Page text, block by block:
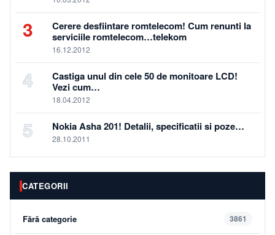
3
Cerere desfiintare romtelecom! Cum renunti la
serviciile romtelecom…telekom
16.12.2012
4
Castiga unul din cele 50 de monitoare LCD!
Vezi cum…
18.04.2012
5 Nokia Asha 201! Detalii, specificatii si poze…
28.10.2011
CATEGORII
Fără categorie 3861